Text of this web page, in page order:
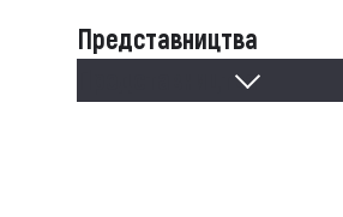
Представництва
Представництва